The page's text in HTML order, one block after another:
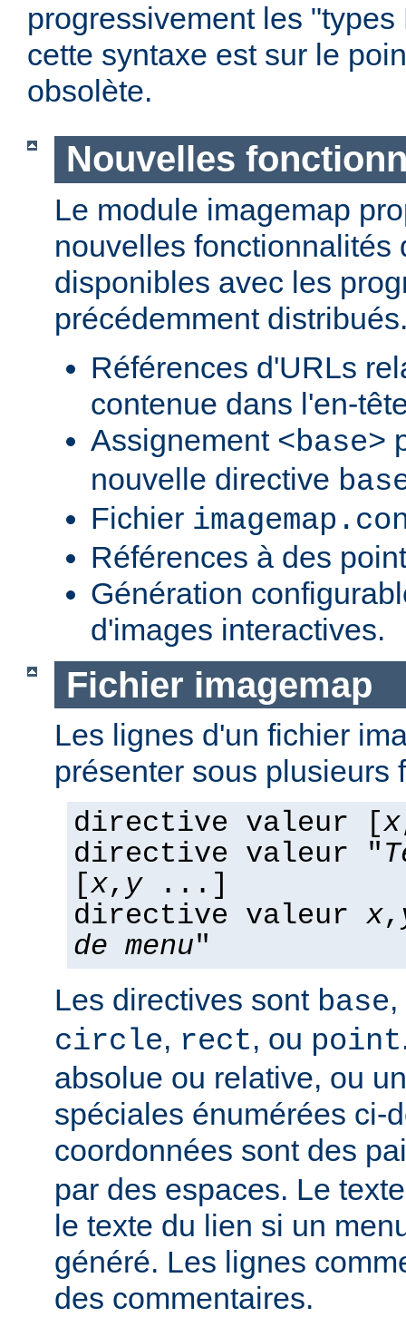
progressivement les
cette syntaxe est sur le
obsolète.
Nouvelles
Le module imagemap
nouvelles fonctionnalités
disponibles avec les
précédemment
Références d'URLs
contenue dans l'en-
Assignement <base>
nouvelle directive
Fichier
Références à des
Génération
d'images interactives.
Fichier imagemap
Les lignes d'un fichier
présenter sous plusieurs
directive valeur [x
directive valeur "
[x, y...]
directive valeur x,
de menu"
Les directives sont base,
circle, rect, ou point
absolue ou relative, ou
spéciales énumérées ci-
coordonnées sont des
par des espaces. Le
le texte du lien si un
généré. Les lignes
des commentaires.